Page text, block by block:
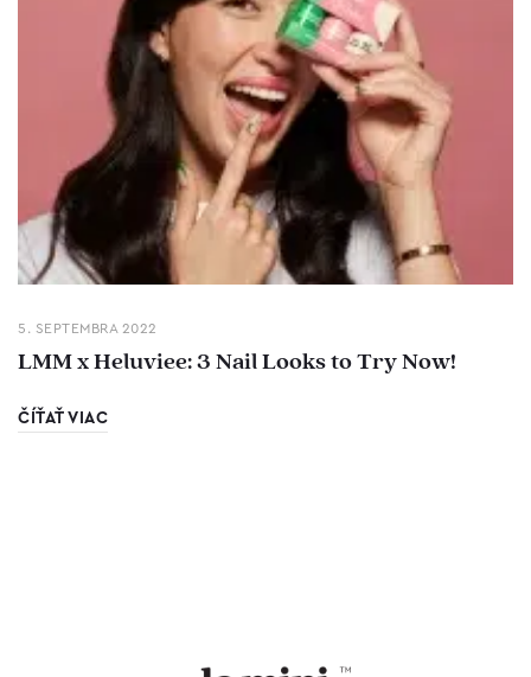
5. SEPTEMBRA 2022
LMM x Heluviee: 3 Nail Looks to Try Now!
ČÍŤAŤ VIAC